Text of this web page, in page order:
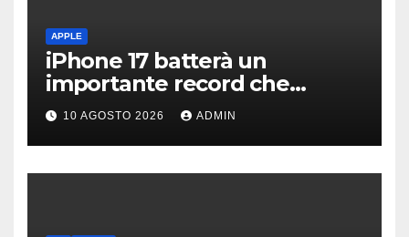
APPLE
iPhone 17 batterà un
importante record che
manca dai tempi del buon
vecchio iPhone 4
10 AGOSTO 2026 ADMIN